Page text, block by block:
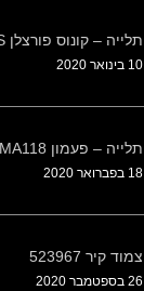
תלייה – קונוס פורצלן S
10 בינואר 2020
תלייה – פעמון MA118
18 בפברואר 2020
צמוד קיר 523967
26 בספטמבר 2020